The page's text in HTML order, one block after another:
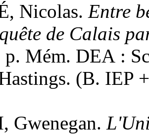
Nicolas. Entre
de Calais
p. Mém. DEA :
(B. IEP
Gwenegan.